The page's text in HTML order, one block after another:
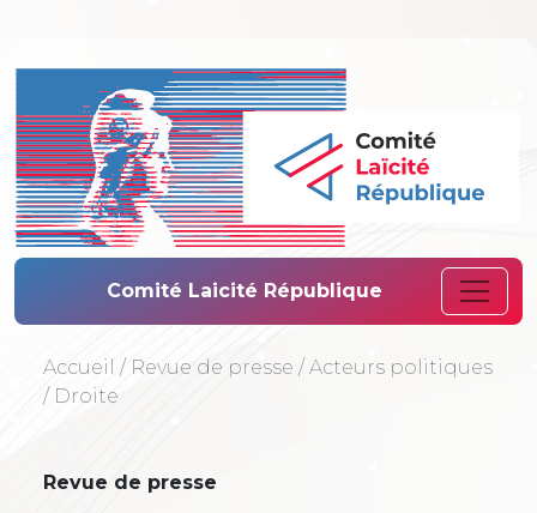
Comité Laïcité
Comité Laicité République
Accueil / Revue de presse / Acteurs politiques
/ Droite
Revue de presse